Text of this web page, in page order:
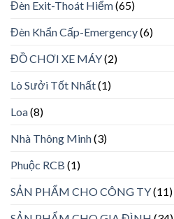
Đèn Exit-Thoát Hiểm(65)
Đèn Khẩn Cấp-Emergency(6)
ĐỒ CHƠI XE MÁY(2)
Lò Sưởi Tốt Nhất(1)
Loa(8)
Nhà Thông Minh(3)
Phuộc RCB (1)
SẢN PHẨM CHO CÔNG TY(11)